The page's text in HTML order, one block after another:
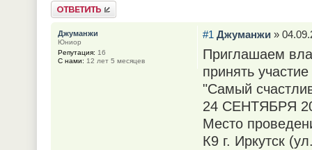
Ответить
#1 Джуманжи»
Приглашаем
принять
"Самый
24 СЕНТЯБРЯ
Место
К9 г. Иркутск
Джуманжи
Юниор
Репутация: 16
С нами: 12 лет 5 месяцев